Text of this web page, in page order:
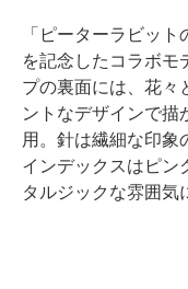
「ピーターラビッ
を記念したコラボモ
プの裏面には、花々
ントなデザインで描
用。針は繊細な印象
インデックスはピン
タルジックな雰囲気